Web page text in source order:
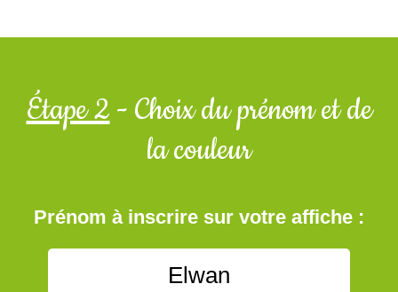
Étape 2- Choix du prénom et de
la couleur
Prénom à inscrire sur votre affiche :